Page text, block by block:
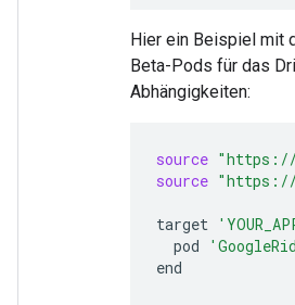
Hier ein Beispiel mit
Beta-Pods für das
Abhängigkeiten:
source "https://
source "https://
target
pod